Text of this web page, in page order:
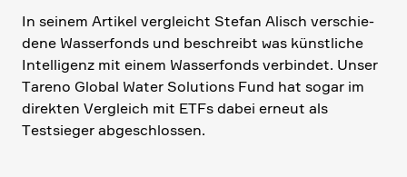
In seinem Artikel vergleicht Stefan Alisch verschie­
dene Wasser­fonds und beschreibt was künst­liche
Intel­li­genz mit einem Wasser­fonds verbindet. Unser
Tareno Global Water Solutions Fund hat sogar im
direkten Vergleich mit ETFs dabei erneut als
Testsieger abgeschlossen.